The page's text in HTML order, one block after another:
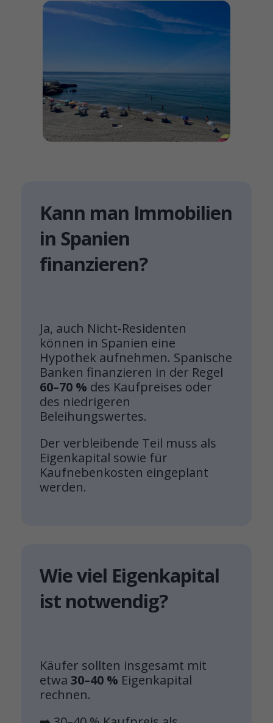
Kann man Immobilien
in Spanien
finanzieren?
Ja, auch Nicht-Residenten
können in Spanien eine
Hypothek aufnehmen. Spanische
Banken finanzieren in der Regel
60–70 % des Kaufpreises oder
des niedrigeren
Beleihungswertes.
Der verbleibende Teil muss als
Eigenkapital sowie für
Kaufnebenkosten eingeplant
werden.
Wie viel Eigenkapital
ist notwendig?
Käufer sollten insgesamt mit
etwa 30–40 % Eigenkapital
rechnen.